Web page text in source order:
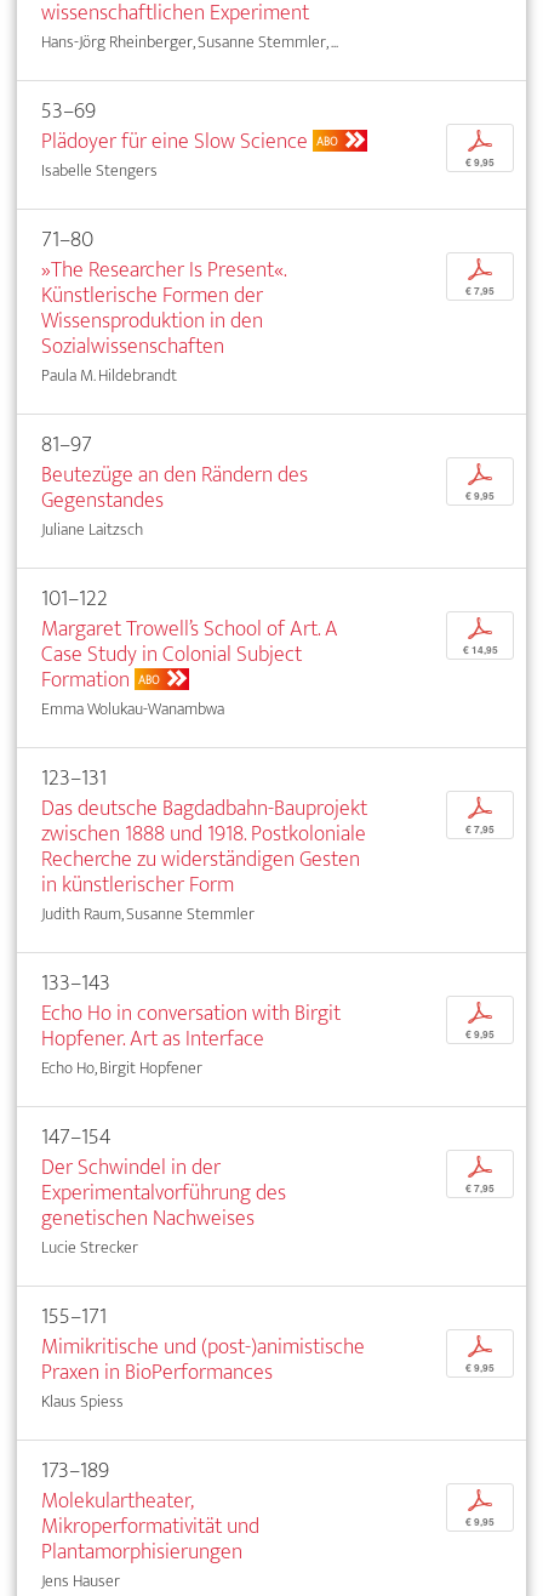
wissenschaftlichen Experiment
Hans-Jörg Rheinberger, Susanne Stemmler, ...
53–69
Plädoyer für eine Slow Science ABO
Isabelle Stengers
p
€ 9,95
71–80
»The Researcher Is Present«.
Künstlerische Formen der
Wissensproduktion in den
Sozialwissenschaften
Paula M. Hildebrandt
p
€ 7,95
81–97
Beutezüge an den Rändern des
Gegenstandes
Juliane Laitzsch
p
€ 9,95
101–122
Margaret Trowell’s School of Art. A
Case Study in Colonial Subject
Formation ABO
Emma Wolukau-Wanambwa
p
€ 14,95
123–131
Das deutsche Bagdadbahn-Bauprojekt
zwischen 1888 und 1918. Postkoloniale
Recherche zu widerständigen Gesten
in künstlerischer Form
Judith Raum, Susanne Stemmler
p
€ 7,95
133–143
Echo Ho in conversation with Birgit
Hopfener. Art as Interface
Echo Ho, Birgit Hopfener
p
€ 9,95
147–154
Der Schwindel in der
Experimentalvorführung des
genetischen Nachweises
Lucie Strecker
p
€ 7,95
155–171
Mimikritische und (post-)animistische
Praxen in BioPerformances
Klaus Spiess
p
€ 9,95
173–189
Molekulartheater,
Mikroperformativität und
Plantamorphisierungen
Jens Hauser
p
€ 9,95